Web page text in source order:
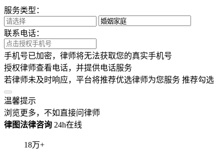
律图法律咨询
18万+
认证律师
15亿+
9秒